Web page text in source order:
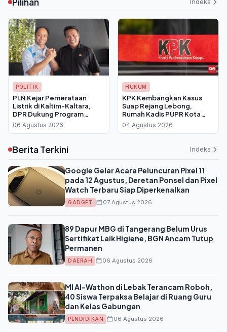
Indeks
POLITIK
PLN Kejar Pemerataan
Listrik di Kaltim-Kaltara,
DPR Dukung Program
Pasang Baru dan Listrik
Desa
06 Agustus 2026
HUKUM
KPK Kembangkan Kasus
Suap Rejang Lebong,
Rumah Kadis PUPR Kota
Bengkulu Digeledah dan
Disita Rp 4 Miliar
04 Agustus 2026
Berita Terkini Indeks
Google Gelar Acara Peluncuran Pixel 11
pada 12 Agustus, Deretan Ponsel dan Pixel
Watch Terbaru Siap Diperkenalkan
GADGET 07 Agustus 2026
89 Dapur MBG di Tangerang Belum Urus
Sertifikat Laik Higiene, BGN Ancam Tutup
Permanen
DAERAH 06 Agustus 2026
MI Al-Wathon di Lebak Terancam Roboh,
40 Siswa Terpaksa Belajar di Ruang Guru
dan Kelas Gabungan
PENDIDIKAN 06 Agustus 2026